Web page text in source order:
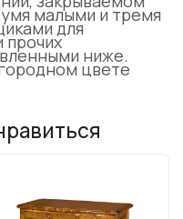
малыми и тремя
для
ниже.
цвете